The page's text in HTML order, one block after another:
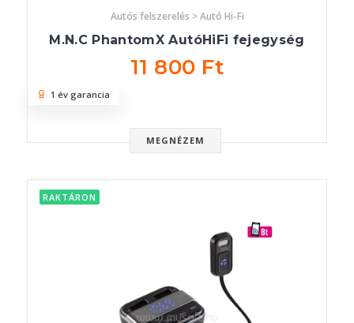
Autós felszerelés > Autó Hi-Fi
M.N.C PhantomX AutóHiFi fejegység
11 800 Ft
MEGNÉZEM
1 év garancia
RAKTÁRON